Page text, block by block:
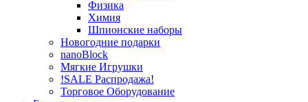
Физика
Химия
Шпионские наборы
Новогодние подарки
nanoBlock
Мягкие Игрушки
!SALE Распродажа!
Торговое Оборудование